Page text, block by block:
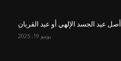
أصل عيد الجسد الإلهي أو عيد القربان
يونيو 19, 2025